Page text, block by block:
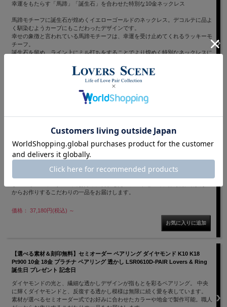
幸運をもたらす「馬蹄」「誕生石」を合わせた特別な10金ネックレス
馬蹄モチーフに誕生石が煌めくイエローゴールドのネックレス。デコルテに品よ
く馴染むようカーブにもこだわったデザインです。
幸せの象徴と言われている馬蹄モチーフは、幸運を受け止めてくれるラッキーモ
チーフ。
誕生石を留め、ライン上にミル打ちをすることでより煌めく特別なネックレスに
どんなスタイルにも合わせやすいシンプルなデザインのネックレスは、自分への
ご褒美や、大切な人への贈り物としてもおすすめのアイテムです。
Pt900 10金 18金 プラチナ 指輪 K18 K10 Pt900 リング レディース メンズ
LSR0610D Lovers & Ring 誕生日 プレゼント 記念日
ダイヤモンドの光と、繊細な透かしデザインが指もとを彩るリング。 中央に輝
くダイヤモンドと、反復する透かし模様は無限に続く愛を表しています。 素材
からお作りするこだわりの一品をお届けします。
価格： 37,180円(税込) ～
【選べる素材＆刻印無料】セミオーダー ペアリング ダイヤモンド K10 K18
Pt900 10金 18金 プラチナ ペアリング 透かし LSR0610D-PAIR Lovers & Ring
誕生日 プレゼント 記念日
ダイヤモンドの光と、繊細な透かしデザインが指もとを彩るペアリング。 中央
に輝くダイヤモンドと、反復する透かし模様は無限に続く愛を表しています。
素材が選べるセミオーダー式でお好みに合わせたカラーや地金で製作可能。職人